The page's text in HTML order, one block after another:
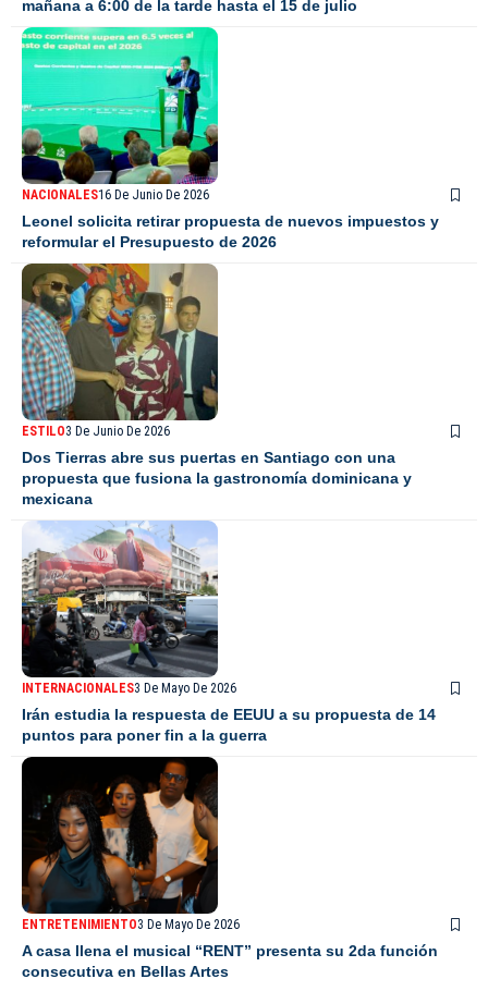
mañana a 6:00 de la tarde hasta el 15 de julio
NACIONALES16 De Junio De 2026
Leonel solicita retirar propuesta de nuevos impuestos y
reformular el Presupuesto de 2026
ESTILO3 De Junio De 2026
Dos Tierras abre sus puertas en Santiago con una
propuesta que fusiona la gastronomía dominicana y
mexicana
INTERNACIONALES3 De Mayo De 2026
Irán estudia la respuesta de EEUU a su propuesta de 14
puntos para poner fin a la guerra
ENTRETENIMIENTO3 De Mayo De 2026
A casa llena el musical “RENT” presenta su 2da función
consecutiva en Bellas Artes